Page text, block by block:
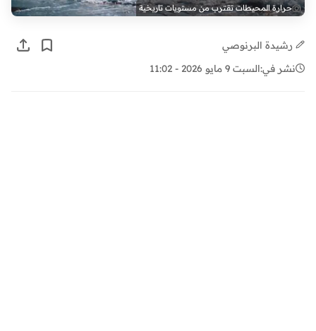
حرارة المحيطات تقترب من مستويات تاريخية
رشيدة البرنوصي
نشر في:السبت 9 مايو 2026 - 11:02